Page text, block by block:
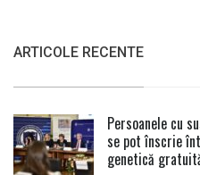
ARTICOLE RECENTE
Persoanele cu
se pot înscrie
genetică